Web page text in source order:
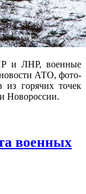
и ЛНР, военные
АТО, фото-
из горячих точек
Новороссии.
военных